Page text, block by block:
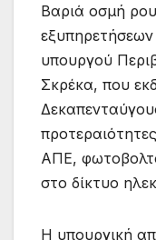
Bαριά οσμή
υπουργού
Σκρέκα, που
ΑΠΕ,
στο δίκτυο
Η υπουργική